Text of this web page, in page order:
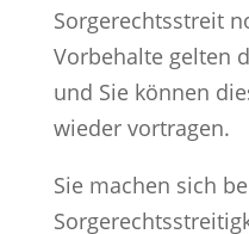
Sorgerechtsstreit
Vorbehalte gelten
und Sie können
wieder vortragen.
Sie machen sich